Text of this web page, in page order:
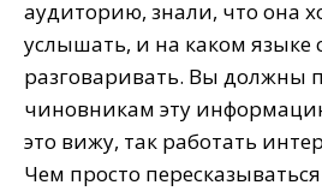
аудиторию, знали, что она
услышать, и на каком языке
разговаривать. Вы должны
чиновникам эту
это вижу, так работать
Чем просто